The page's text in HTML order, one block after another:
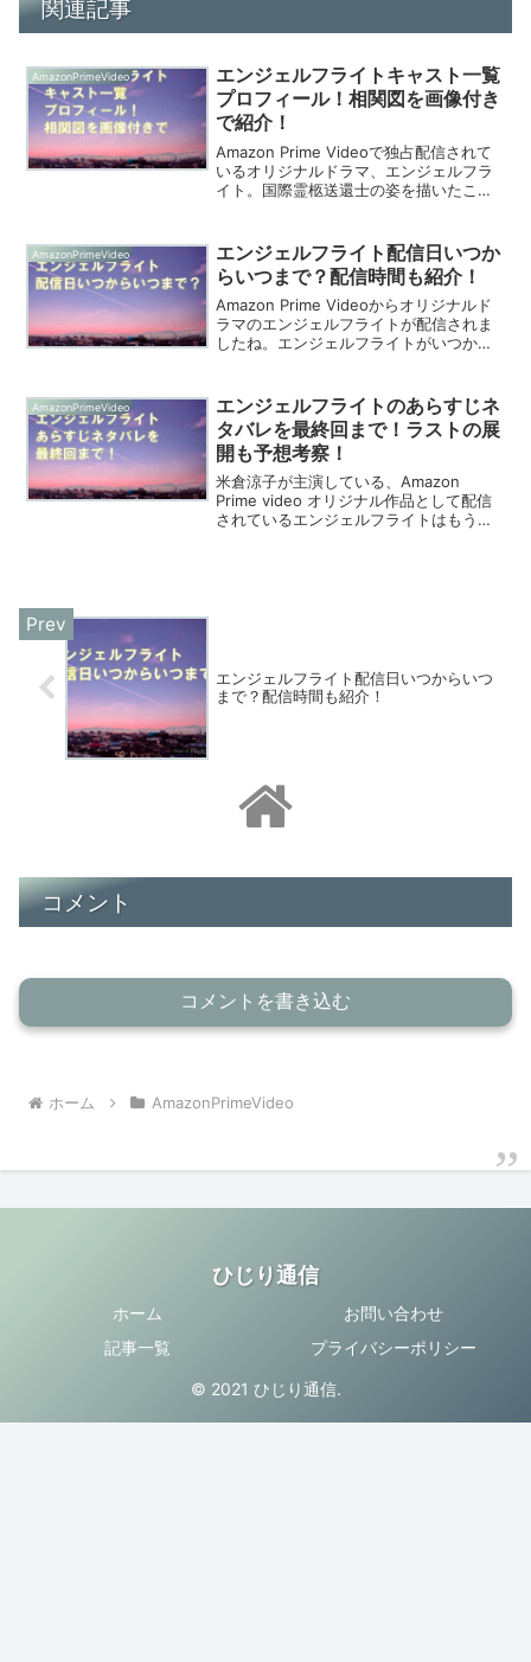
関連記事
AmazonPrimeVideo
エンジェルフライトキャスト一覧
プロフィール！相関図を画像付き
で紹介！
Amazon Prime Videoで独占配信されて
いるオリジナルドラマ、エンジェルフラ
イト。国際霊柩送還士の姿を描いたこの
るのも松本穂香になります。強気な社長
の役であ...
AmazonPrimeVideo
エンジェルフライト配信日いつか
らいつまで？配信時間も紹介！
Amazon Prime Videoからオリジナルド
ラマのエンジェルフライトが配信されま
したね。エンジェルフライトがいつか
で松本穂香も準主役で出てくるこのドラ
マ。海外で...
AmazonPrimeVideo
エンジェルフライトのあらすじネ
タバレを最終回まで！ラストの展
開も予想考察！
米倉涼子が主演している、Amazon
Prime video オリジナル作品として配信
されているエンジェルフライトはもうご
エンジェルフライト配信日いつからいつ
まで？配信時間も紹介！
コメント
コメントを書き込む
ホーム AmazonPrimeVideo
ひじり通信
ホーム
お問い合わせ
記事一覧
プライバシーポリシー
© 2021 ひじり通信.